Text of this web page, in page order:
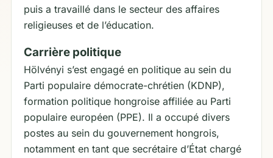
puis a travaillé dans le secteur des affaires
religieuses et de l’éducation.
Carrière politique
Hölvényi s’est engagé en politique au sein du
Parti populaire démocrate-chrétien (KDNP),
formation politique hongroise affiliée au Parti
populaire européen (PPE). Il a occupé divers
postes au sein du gouvernement hongrois,
notamment en tant que secrétaire d’État chargé